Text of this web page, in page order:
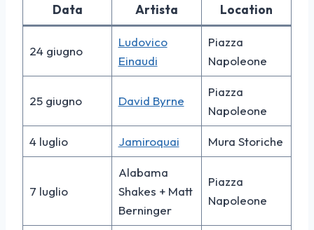
Data Artista Location
24 giugno
Ludovico
Einaudi
Piazza
Napoleone
25 giugno David Byrne
Piazza
Napoleone
4 luglio Jamiroquai Mura Storiche
7 luglio
Alabama
Shakes + Matt
Berninger
Piazza
Napoleone